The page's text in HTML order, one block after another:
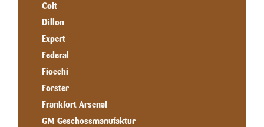
Colt
Dillon
Expert
Federal
Fiocchi
Forster
Frankfort Arsenal
GM Geschossmanufaktur